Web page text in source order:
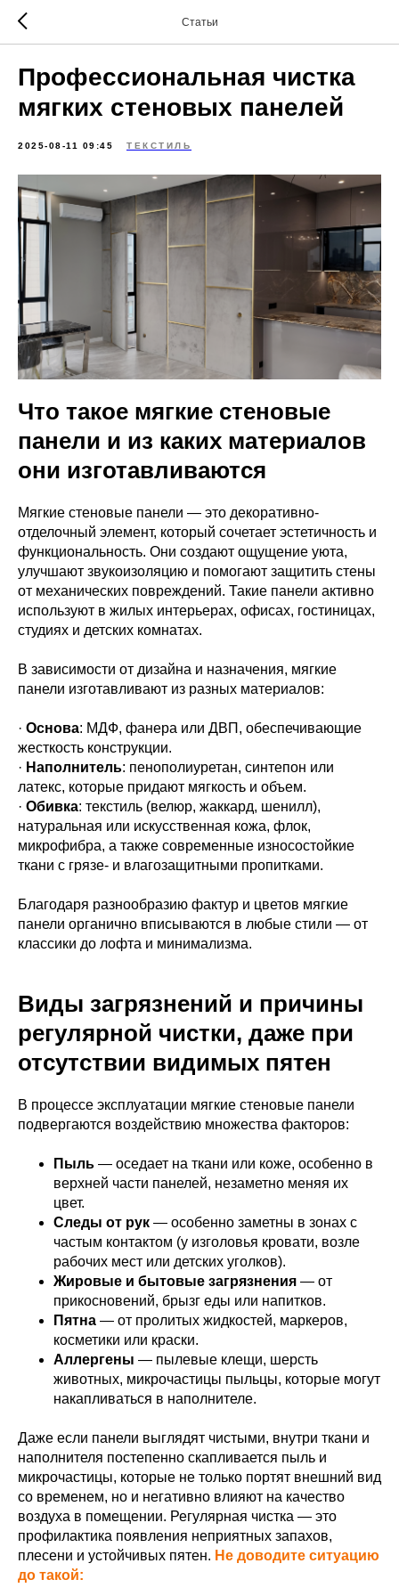
Статьи
Профессиональная чистка
мягких стеновых панелей
2025-08-11 09:45 ТЕКСТИЛЬ
Что такое мягкие стеновые
панели и из каких материалов
они изготавливаются
Мягкие стеновые панели — это декоративно-
отделочный элемент, который сочетает эстетичность и
функциональность. Они создают ощущение уюта,
улучшают звукоизоляцию и помогают защитить стены
от механических повреждений. Такие панели активно
используют в жилых интерьерах, офисах, гостиницах,
студиях и детских комнатах.
В зависимости от дизайна и назначения, мягкие
панели изготавливают из разных материалов:
· Основа: МДФ, фанера или ДВП, обеспечивающие
жесткость конструкции.
· Наполнитель: пенополиуретан, синтепон или
латекс, которые придают мягкость и объем.
· Обивка: текстиль (велюр, жаккард, шенилл),
натуральная или искусственная кожа, флок,
микрофибра, а также современные износостойкие
ткани с грязе- и влагозащитными пропитками.
Благодаря разнообразию фактур и цветов мягкие
панели органично вписываются в любые стили — от
классики до лофта и минимализма.
Виды загрязнений и причины
регулярной чистки, даже при
отсутствии видимых пятен
В процессе эксплуатации мягкие стеновые панели
подвергаются воздействию множества факторов:
Пыль — оседает на ткани или коже, особенно в
верхней части панелей, незаметно меняя их
цвет.
Следы от рук — особенно заметны в зонах с
частым контактом (у изголовья кровати, возле
рабочих мест или детских уголков).
Жировые и бытовые загрязнения — от
прикосновений, брызг еды или напитков.
Пятна — от пролитых жидкостей, маркеров,
косметики или краски.
Аллергены — пылевые клещи, шерсть
животных, микрочастицы пыльцы, которые могут
накапливаться в наполнителе.
Даже если панели выглядят чистыми, внутри ткани и
наполнителя постепенно скапливается пыль и
микрочастицы, которые не только портят внешний вид
со временем, но и негативно влияют на качество
воздуха в помещении. Регулярная чистка — это
профилактика появления неприятных запахов,
плесени и устойчивых пятен. Не доводите ситуацию
до такой: